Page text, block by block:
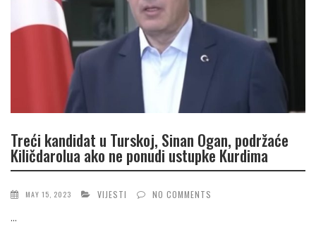
Treći kandidat u Turskoj, Sinan Ogan, podržaće
Kiličdarolua ako ne ponudi ustupke Kurdima
MAY 15, 2023 VIJESTI NO COMMENTS
...